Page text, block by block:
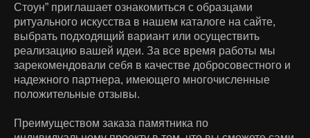
Стоун” приглашает ознакомиться с образцами
ритуального искусства в нашем каталоге на сайте,
выбрать подходящий вариант или осуществить
реализацию вашей идеи. За все время работы мы
зарекомендовали себя в качестве добросовестного и
надежного партнера, имеющего многочисленные
положительные отзывы.
Преимуществом заказа памятника по